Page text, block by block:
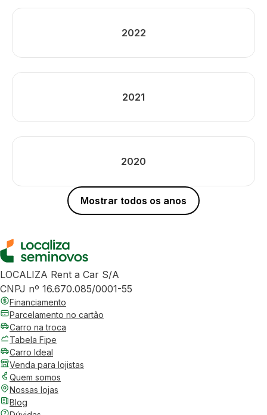
2022
2021
2020
Mostrar todos os anos
LOCALIZA Rent a Car S/A
CNPJ nº 16.670.085/0001-55
Financiamento
Parcelamento no cartão
Carro na troca
Tabela Fipe
Carro Ideal
Venda para lojistas
Quem somos
Nossas lojas
Blog